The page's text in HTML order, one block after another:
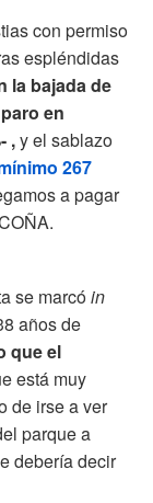
con permiso
espléndidas
la bajada de
en
,y el sablazo
267
a pagar
se marcóin
años de
que el
está muy
de irse a ver
parque a
debería decir